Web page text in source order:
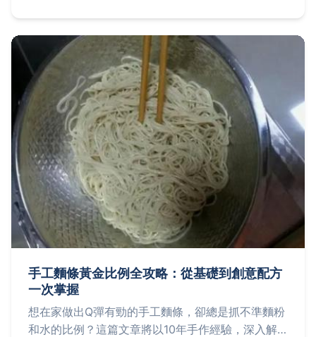
實用技巧，解決所有潛在疑問。
手工麵條黃金比例全攻略：從基礎到創意配方
一次掌握
想在家做出Q彈有勁的手工麵條，卻總是抓不準麵粉
和水的比例？這篇文章將以10年手作經驗，深入解